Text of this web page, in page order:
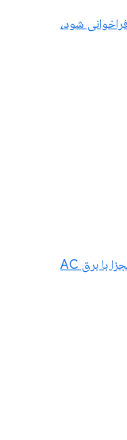
فراخوانی شود،
به طور پیش فرض از پردازنده گرافیکی مجزا با برق AC